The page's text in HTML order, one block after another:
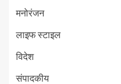
मनोरंजन
लाइफ स्टाइल
विदेश
संपादकीय